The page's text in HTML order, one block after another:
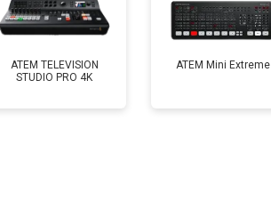
ATEM TELEVISION
STUDIO PRO 4K
ATEM Mini Extreme